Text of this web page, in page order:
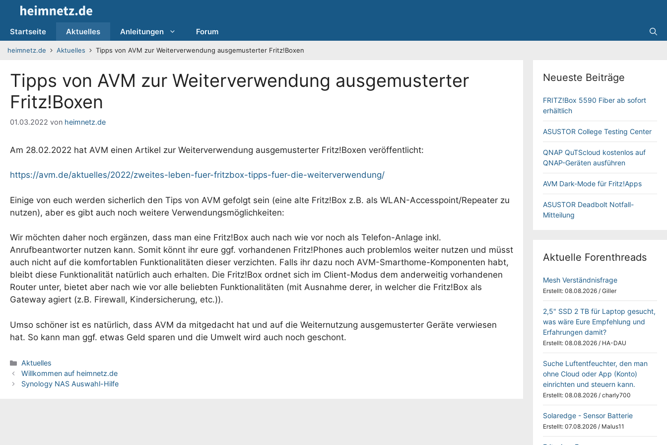
Inhalt
springen
Startseite Aktuelles Anleitungen Forum
heimnetz.de Aktuelles Tipps von AVM zur Weiterverwendung ausgemusterter Fritz!Boxen
Tipps von AVM zur Weiterverwendung ausgemusterter
Fritz!Boxen
01.03.2022 von heimnetz.de
Am 28.02.2022 hat AVM einen Artikel zur Weiterverwendung ausgemusterter Fritz!Boxen veröffentlicht:
https://avm.de/aktuelles/2022/zweites-leben-fuer-fritzbox-tipps-fuer-die-weiterverwendung/
Einige von euch werden sicherlich den Tips von AVM gefolgt sein (eine alte Fritz!Box z.B. als WLAN-Accesspoint/Repeater zu
nutzen), aber es gibt auch noch weitere Verwendungsmöglichkeiten:
Wir möchten daher noch ergänzen, dass man eine Fritz!Box auch nach wie vor noch als Telefon-Anlage inkl.
Anrufbeantworter nutzen kann. Somit könnt ihr eure ggf. vorhandenen Fritz!Phones auch problemlos weiter nutzen und müsst
auch nicht auf die komfortablen Funktionalitäten dieser verzichten. Falls ihr dazu noch AVM-Smarthome-Komponenten habt,
bleibt diese Funktionalität natürlich auch erhalten. Die Fritz!Box ordnet sich im Client-Modus dem anderweitig vorhandenen
Router unter, bietet aber nach wie vor alle beliebten Funktionalitäten (mit Ausnahme derer, in welcher die Fritz!Box als
Gateway agiert (z.B. Firewall, Kindersicherung, etc.)).
Umso schöner ist es natürlich, dass AVM da mitgedacht hat und auf die Weiternutzung ausgemusterter Geräte verwiesen
hat. So kann man ggf. etwas Geld sparen und die Umwelt wird auch noch geschont.
Kategorien
Aktuelles
Willkommen auf heimnetz.de
Synology NAS Auswahl-Hilfe
Neueste Beiträge
FRITZ!Box 5590 Fiber ab sofort
erhältlich
ASUSTOR College Testing Center
QNAP QuTScloud kostenlos auf
QNAP-Geräten ausführen
AVM Dark-Mode für Fritz!Apps
ASUSTOR Deadbolt Notfall-
Mitteilung
Aktuelle Forenthreads
Mesh Verständnisfrage
Erstellt: 08.08.2026 / Giller
2,5" SSD 2 TB für Laptop gesucht,
was wäre Eure Empfehlung und
Erfahrungen damit?
Erstellt: 08.08.2026 / HA-DAU
Suche Luftentfeuchter, den man
ohne Cloud oder App (Konto)
einrichten und steuern kann.
Erstellt: 08.08.2026 / charly700
Solaredge - Sensor Batterie
Erstellt: 07.08.2026 / Malus11